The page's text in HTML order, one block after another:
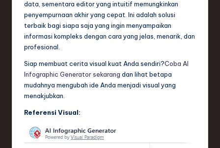
data, sementara editor yang intuitif memungkinkan
penyempurnaan akhir yang cepat. Ini adalah solusi
terbaik bagi siapa saja yang ingin menyampaikan
informasi kompleks dengan cara yang jelas, menarik, dan
profesional.
Siap membuat cerita visual kuat Anda sendiri?Coba AI
Infographic Generator sekarang dan lihat betapa
mudahnya mengubah ide Anda menjadi visual yang
menakjubkan.
Referensi Visual: